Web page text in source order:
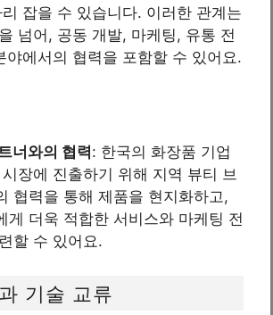
잡을 수 있습니다. 이러한 관계는
넘어, 공동 개발, 마케팅, 유통 전
야에서의 협력을 포함할 수 있어요.
너와의 협력: 한국의 화장품 기업
장에 진출하기 위해 지역 뷰티 브
협력을 통해 제품을 현지화하고,
게 더욱 적합한 서비스와 마케팅 전
할 수 있어요.
기술 교류